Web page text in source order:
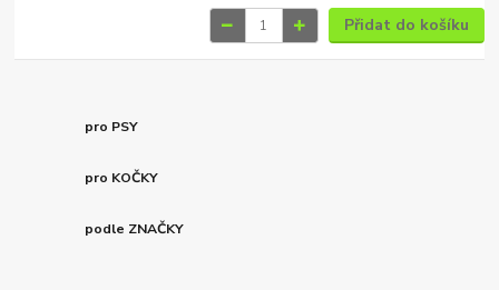
Přidat do košíku
pro PSY
pro KOČKY
podle ZNAČKY